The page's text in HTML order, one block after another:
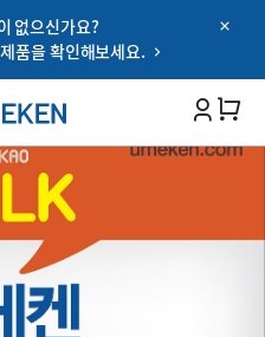
없으신가요?
품을 확인해보세요.
아이디 저장하기
인